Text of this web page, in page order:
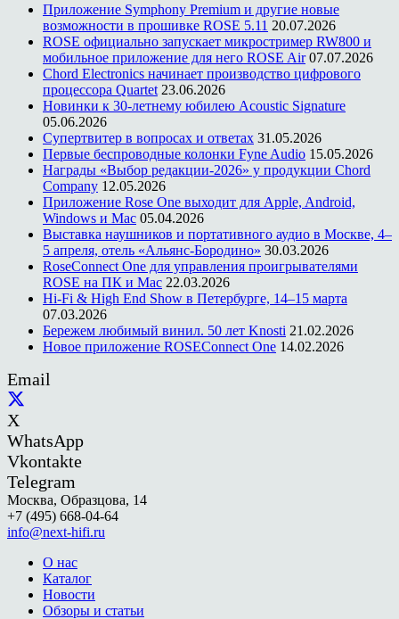
Приложение Symphony Premium и другие новые
возможности в прошивке ROSE 5.11 20.07.2026
ROSE официально запускает микростример RW800 и
мобильное приложение для него ROSE Air 07.07.2026
Chord Electronics начинает производство цифрового
процессора Quartet 23.06.2026
Новинки к 30-летнему юбилею Acoustic Signature
05.06.2026
Супертвитер в вопросах и ответах 31.05.2026
Первые беспроводные колонки Fyne Audio 15.05.2026
Награды «Выбор редакции-2026» у продукции Chord
Company 12.05.2026
Приложение Rose One выходит для Apple, Android,
Windows и Mac 05.04.2026
Выставка наушников и портативного аудио в Москве, 4–
5 апреля, отель «Альянс-Бородино» 30.03.2026
RoseConnect One для управления проигрывателями
ROSE на ПК и Mac 22.03.2026
Hi-Fi & High End Show в Петербурге, 14–15 марта
07.03.2026
Бережем любимый винил. 50 лет Knosti 21.02.2026
Новое приложение ROSEConnect One 14.02.2026
Email
X
WhatsApp
Vkontakte
Telegram
Москва, Образцова, 14
+7 (495) 668-04-64
info@next-hifi.ru
О нас
Каталог
Новости
Обзоры и статьи